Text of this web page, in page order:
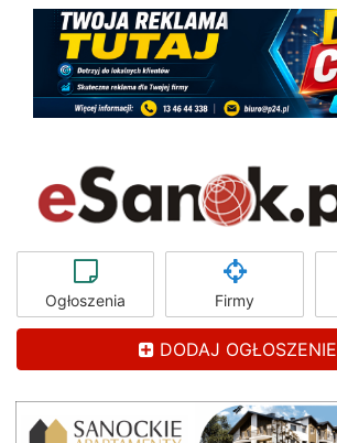
Ogłoszenia Firmy
DODAJ OGŁOSZENIE